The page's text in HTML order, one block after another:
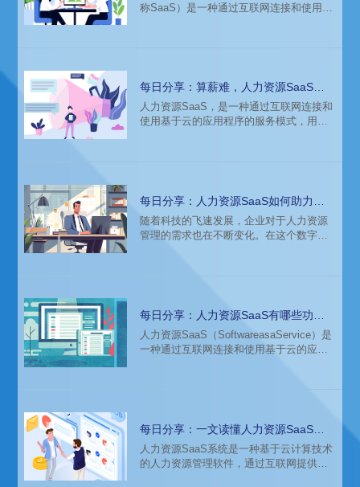
称SaaS）是一种通过互联网连接和使用基
域，SaaS提供了强大的人力数据统计分析
报表功能，为企业带来了巨大的价值。
每日分享：算薪难，人力资源SaaS来
解决
​人力资源SaaS，是一种通过互联网连接和
使用基于云的应用程序的服务模式，用户
每日分享：人力资源SaaS如何助力企
业成长？
随着科技的飞速发展，企业对于人力资源
管理的需求也在不断变化。在这个数字化
每日分享：人力资源SaaS有哪些功
能？能为企业带来什么价值？
​人力资源SaaS（SoftwareasaService）是
一种通过互联网连接和使用基于云的应用
每日分享：一文读懂人力资源SaaS系
统的工作原理和应用场景
人力资源SaaS系统是一种基于云计算技术
的人力资源管理软件，通过互联网提供服